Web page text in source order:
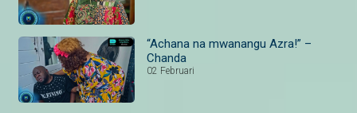
“Achana na mwanangu Azra!” –
Chanda
02 Februari